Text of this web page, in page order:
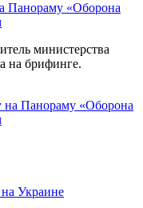
Панораму «Оборона
министерства
на брифинге.
Украине